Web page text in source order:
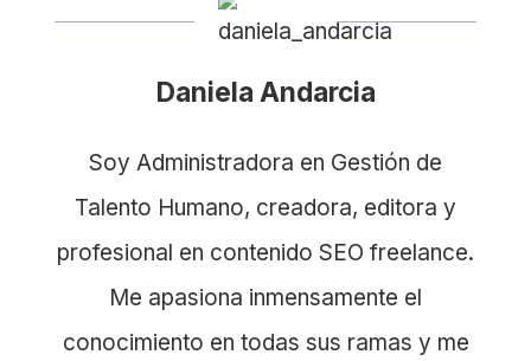
Daniela Andarcia
Soy Administradora en Gestión de
Talento Humano, creadora, editora y
profesional en contenido SEO freelance.
Me apasiona inmensamente el
conocimiento en todas sus ramas y me